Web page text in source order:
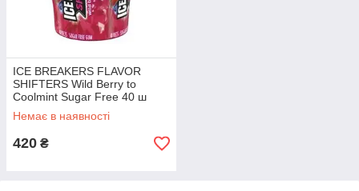
ICE BREAKERS FLAVOR
SHIFTERS Wild Berry to
Coolmint Sugar Free 40 ш
Немає в наявності
420 ₴